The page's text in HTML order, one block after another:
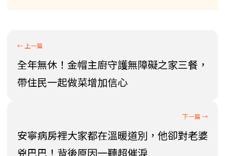
全年無休！金帽主廚守護無障礙之家三餐，
帶住民一起做菜增加信心
安寧病房裡大家都在溫暖道別，他卻對老婆
兇巴巴！背後原因一聽超催淚